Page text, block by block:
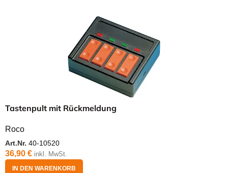
Tastenpult mit Rückmeldung
Roco
Art.Nr. 40-10520
36,90 € inkl. MwSt.
IN DEN WARENKORB